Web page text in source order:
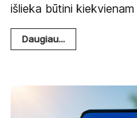
išlieka būtini
Daugiau...